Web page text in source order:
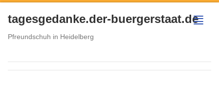
tagesgedanke.der-buergerstaat.de
Pfreundschuh in Heidelberg
menu